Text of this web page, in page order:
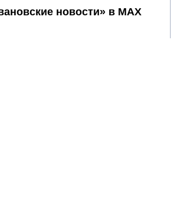
Принять